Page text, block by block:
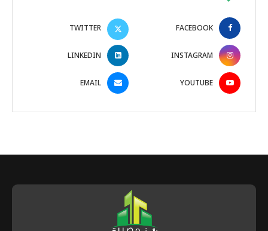
FACEBOOK
TWITTER
INSTAGRAM
LINKEDIN
YOUTUBE
EMAIL